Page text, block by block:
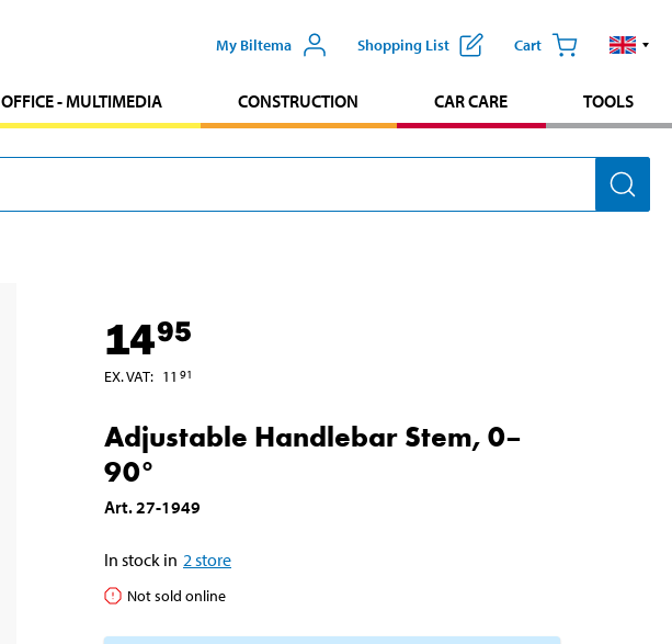
My Biltema Shopping List Cart
OFFICE - MULTIMEDIA CONSTRUCTION CAR CARE TOOLS
1495
EX. VAT: 11 91
Adjustable Handlebar Stem, 0–
90°
Art.27-1949
In stock in 2 store
Not sold online